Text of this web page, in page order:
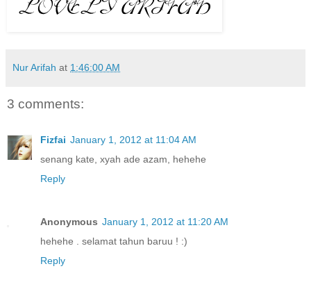
Nur Arifah at 1:46:00 AM
3 comments:
Fizfai January 1, 2012 at 11:04 AM
senang kate, xyah ade azam, hehehe
Reply
Anonymous January 1, 2012 at 11:20 AM
hehehe . selamat tahun baruu ! :)
Reply